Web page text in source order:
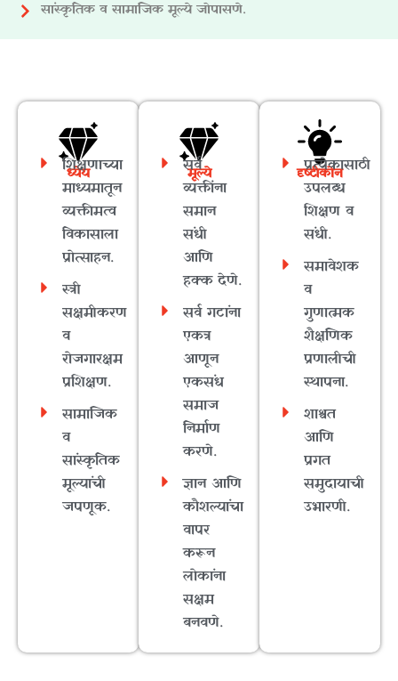
सांस्कृतिक व सामाजिक मूल्ये जोपासणे.
ध्येय
शिक्षणाच्या
माध्यमातून
व्यक्तीमत्व
विकासाला
प्रोत्साहन.
स्त्री
सक्षमीकरण
व
रोजगारक्षम
प्रशिक्षण.
सामाजिक
व
सांस्कृतिक
मूल्यांची
जपणूक.
मूल्ये
सर्व
व्यक्तींना
समान
संधी
आणि
हक्क देणे.
सर्व गटांना
एकत्र
आणून
एकसंध
समाज
निर्माण
करणे.
ज्ञान आणि
कौशल्यांचा
वापर
करून
लोकांना
सक्षम
बनवणे.
दृष्टीकोन
प्रत्येकासाठी
उपलब्ध
शिक्षण व
संधी.
समावेशक
व
गुणात्मक
शैक्षणिक
प्रणालीची
स्थापना.
शाश्वत
आणि
प्रगत
समुदायाची
उभारणी.